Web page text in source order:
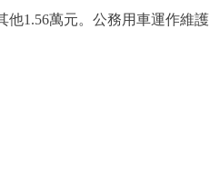
他1.56萬元。公務用車運作維護